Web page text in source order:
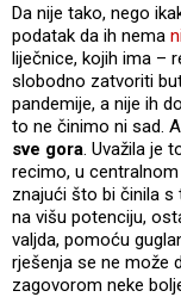
Da nije tako, nego
podatak da ih nema
liječnice, kojih ima –
slobodno zatvoriti
pandemije, a nije ih
to ne činimo ni sad.
sve gora. Uvažila je
recimo, u
znajući što bi činila s
na višu potenciju,
valjda, pomoću
rješenja se ne može
zagovorom neke